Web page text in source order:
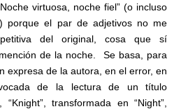
virtuosa, noche fiel” (o incluso
porque el par de adjetivos no me
del original, cosa que sí
de la noche.
Se basa, para
expresa de la autora, en el error, en
de la lectura de un título
transformada en “Night”,